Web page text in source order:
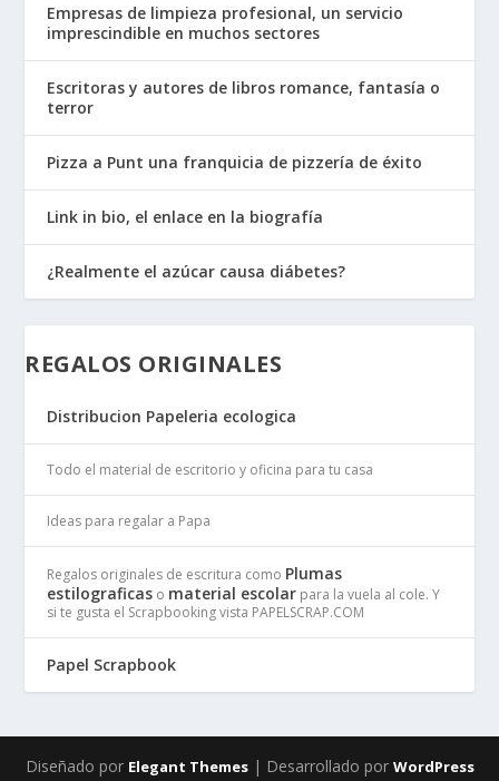
Empresas de limpieza profesional, un servicio
imprescindible en muchos sectores
Escritoras y autores de libros romance, fantasía o
terror
Pizza a Punt una franquicia de pizzería de éxito
Link in bio, el enlace en la biografía
¿Realmente el azúcar causa diábetes?
REGALOS ORIGINALES
Distribucion Papeleria ecologica
Todo el material de escritorio y oficina para tu casa
Ideas para regalar a Papa
Regalos originales de escritura como Plumas
estilograficas o material escolar para la vuela al cole. Y
si te gusta el Scrapbooking vista PAPELSCRAP.COM
Papel Scrapbook
Diseñado por Elegant Themes| Desarrollado por WordPress